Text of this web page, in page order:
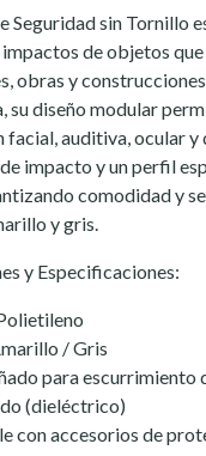
Seguridad sin Tornillo
de objetos
obras y
su diseño modular
auditiva, ocular
impacto y un perfil
comodidad y
y gris.
y Especificaciones:
/ Gris
para escurrimiento
(dieléctrico)
con accesorios de